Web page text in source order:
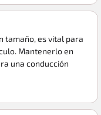
tamaño, es vital para
Mantenerlo en
una conducción